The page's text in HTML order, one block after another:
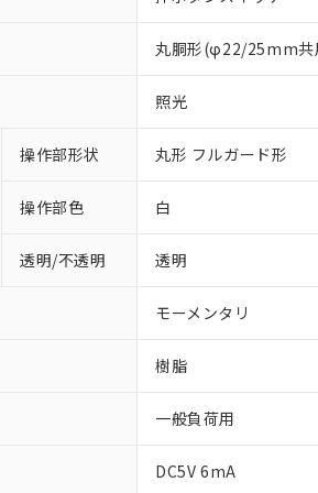
丸胴形(φ22/25mm共
照光
操作部形状 丸形 フルガード形
操作部色 白
透明/不透明 透明
モーメンタリ
樹脂
一般負荷用
DC5V 6mA
※1 対応状況